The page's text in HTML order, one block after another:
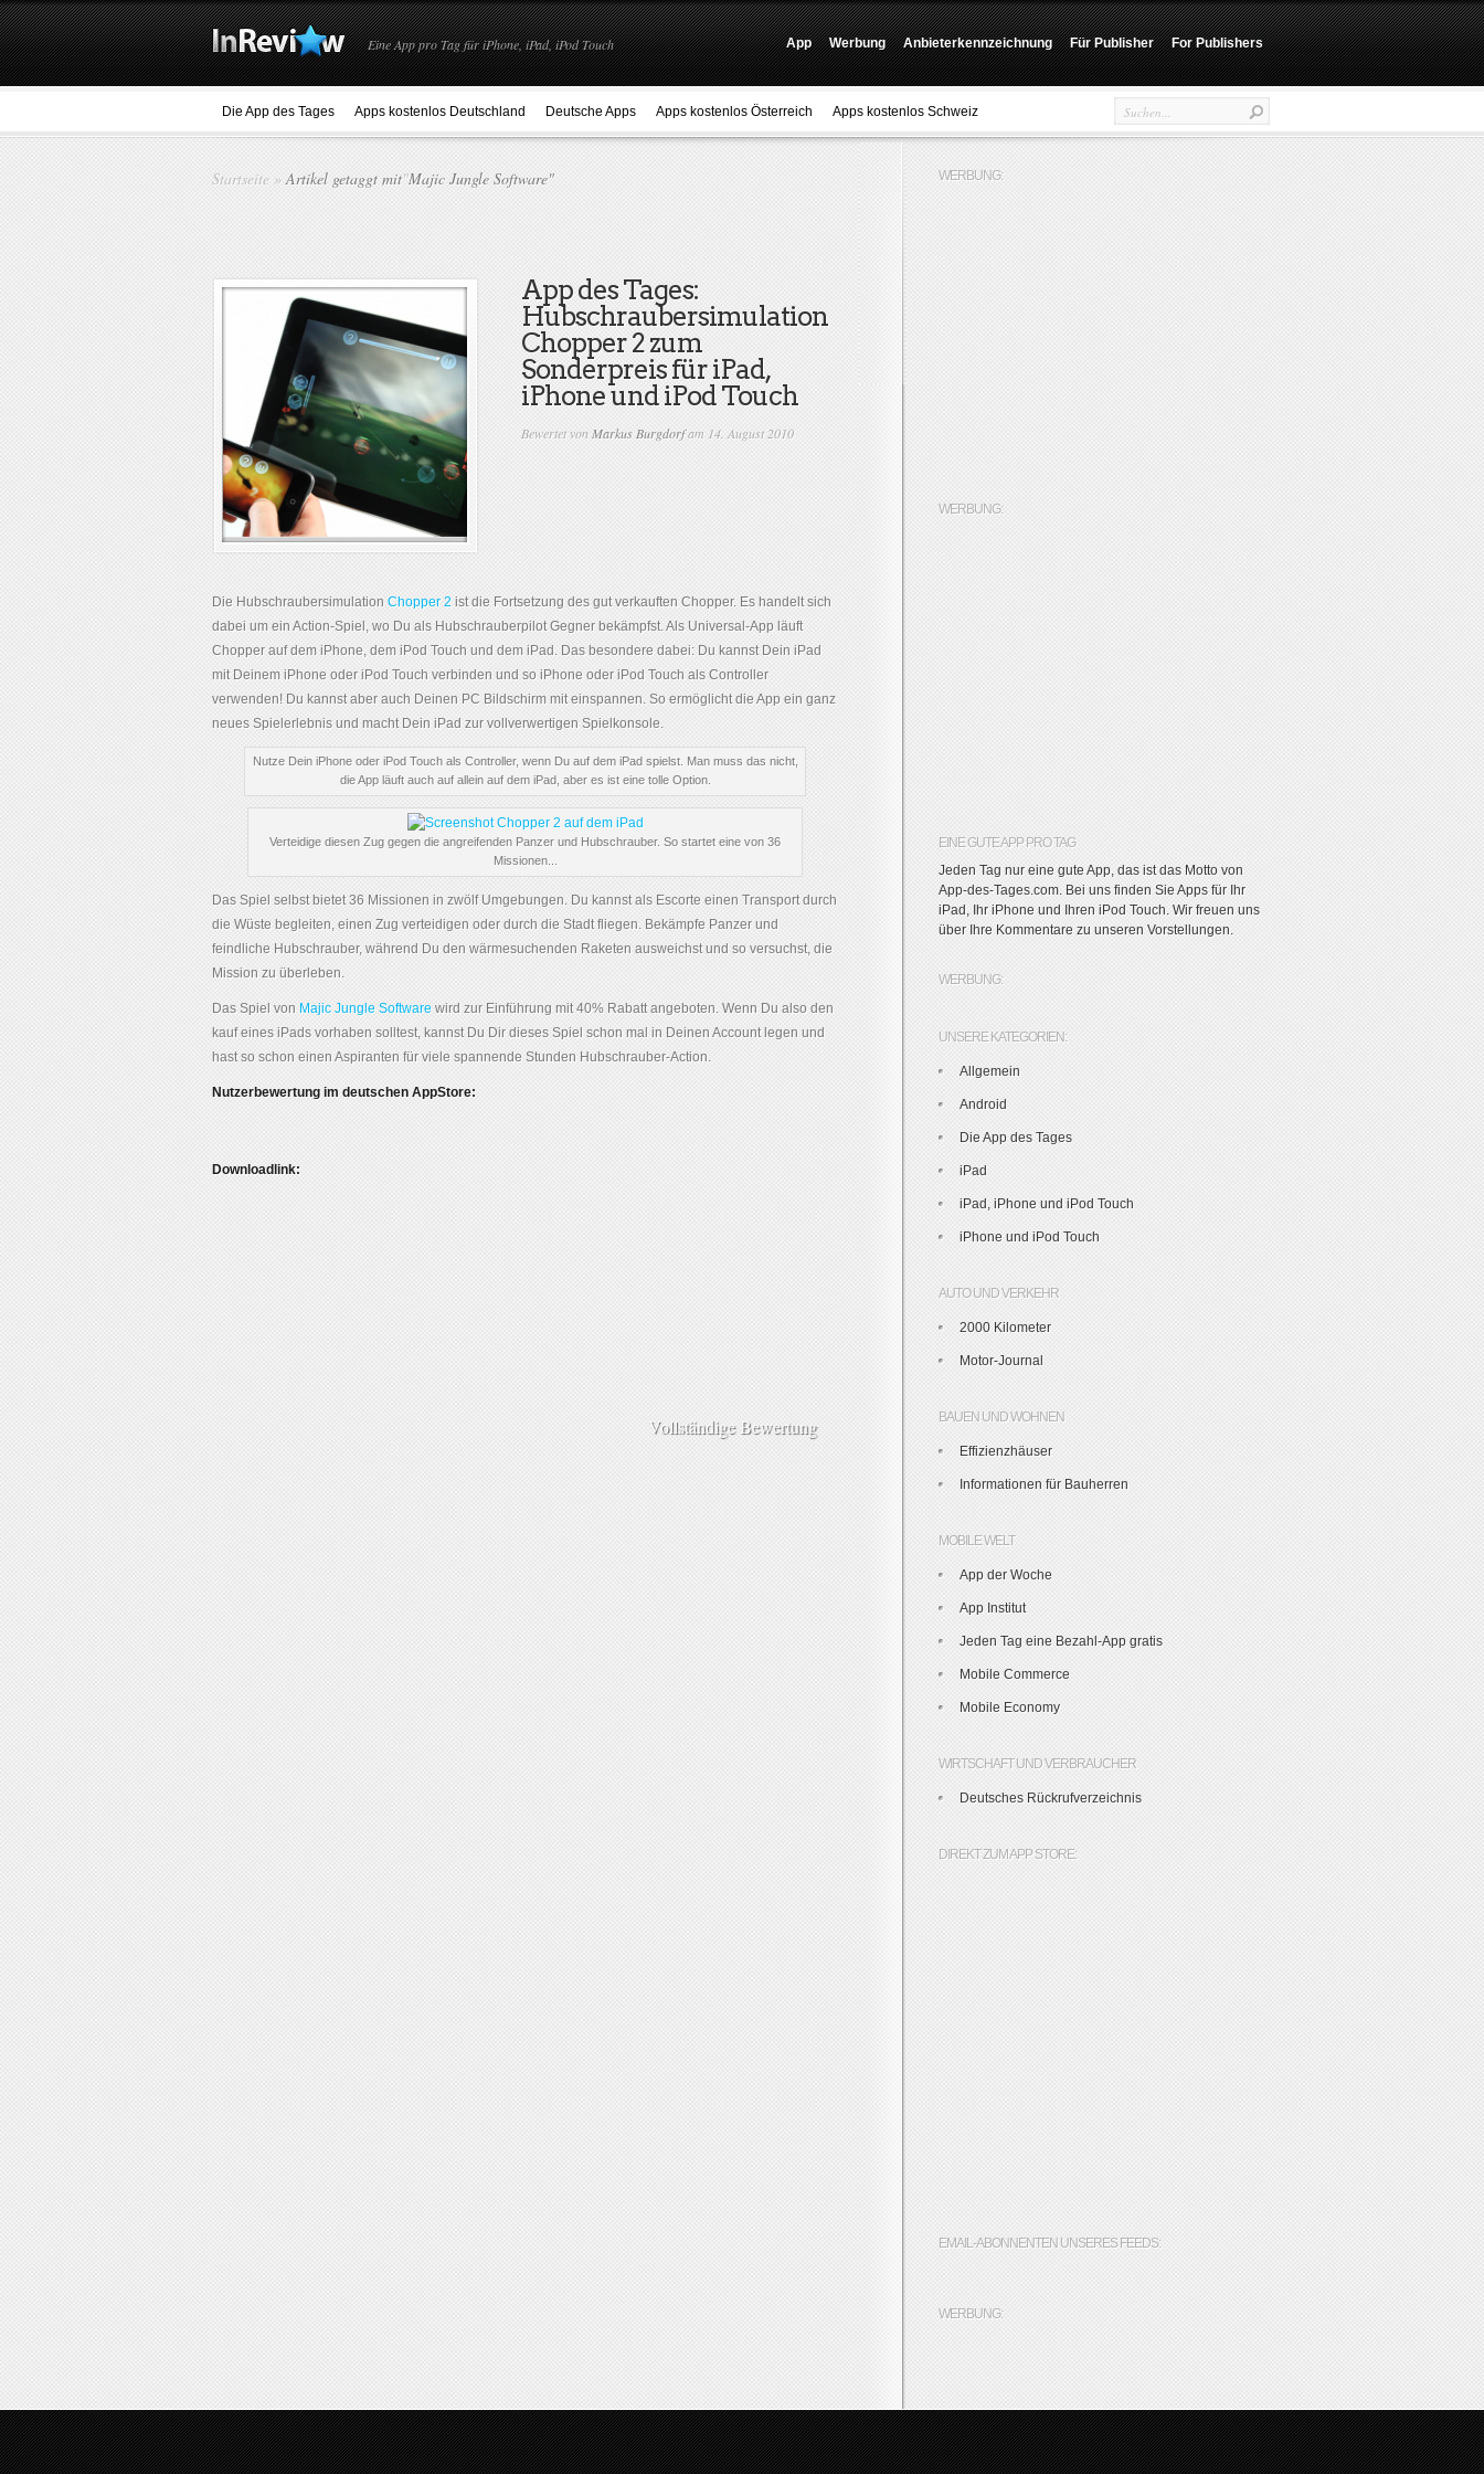
Eine App pro Tag für iPhone, iPad, iPod Touch App Werbung Anbieterkennzeichnung Für Publisher For Publishers
Die App des Tages Apps kostenlos Deutschland Deutsche Apps Apps kostenlos Österreich Apps kostenlos Schweiz
Startseite »Artikel getaggt mit"Majic Jungle Software"
App des Tages:
Hubschraubersimulation
Chopper 2 zum
Sonderpreis für iPad,
iPhone und iPod Touch
Bewertet von Markus Burgdorfam 14. August 2010
Die Hubschraubersimulation Chopper 2 ist die Fortsetzung des gut verkauften Chopper. Es handelt sich
dabei um ein Action-Spiel, wo Du als Hubschrauberpilot Gegner bekämpfst. Als Universal-App läuft
Chopper auf dem iPhone, dem iPod Touch und dem iPad. Das besondere dabei: Du kannst Dein iPad
mit Deinem iPhone oder iPod Touch verbinden und so iPhone oder iPod Touch als Controller
verwenden! Du kannst aber auch Deinen PC Bildschirm mit einspannen. So ermöglicht die App ein ganz
neues Spielerlebnis und macht Dein iPad zur vollverwertigen Spielkonsole.
Nutze Dein iPhone oder iPod Touch als Controller, wenn Du auf dem iPad spielst. Man muss das nicht,
die App läuft auch auf allein auf dem iPad, aber es ist eine tolle Option.
Verteidige diesen Zug gegen die angreifenden Panzer und Hubschrauber. So startet eine von 36
Missionen...
Das Spiel selbst bietet 36 Missionen in zwölf Umgebungen. Du kannst als Escorte einen Transport durch
die Wüste begleiten, einen Zug verteidigen oder durch die Stadt fliegen. Bekämpfe Panzer und
feindliche Hubschrauber, während Du den wärmesuchenden Raketen ausweichst und so versuchst, die
Mission zu überleben.
Das Spiel von Majic Jungle Software wird zur Einführung mit 40% Rabatt angeboten. Wenn Du also den
kauf eines iPads vorhaben solltest, kannst Du Dir dieses Spiel schon mal in Deinen Account legen und
hast so schon einen Aspiranten für viele spannende Stunden Hubschrauber-Action.
Nutzerbewertung im deutschen AppStore:
Downloadlink:
Vollständige Bewertung
WERBUNG:
WERBUNG:
EINE GUTE APP PRO TAG
Jeden Tag nur eine gute App, das ist das Motto von
App-des-Tages.com. Bei uns finden Sie Apps für Ihr
iPad, Ihr iPhone und Ihren iPod Touch. Wir freuen uns
über Ihre Kommentare zu unseren Vorstellungen.
WERBUNG:
UNSERE KATEGORIEN:
Allgemein
Android
Die App des Tages
iPad
iPad, iPhone und iPod Touch
iPhone und iPod Touch
AUTO UND VERKEHR
2000 Kilometer
Motor-Journal
BAUEN UND WOHNEN
Effizienzhäuser
Informationen für Bauherren
MOBILE WELT
App der Woche
App Institut
Jeden Tag eine Bezahl-App gratis
Mobile Commerce
Mobile Economy
WIRTSCHAFT UND VERBRAUCHER
Deutsches Rückrufverzeichnis
DIREKT ZUM APP STORE:
EMAIL-ABONNENTEN UNSERES FEEDS:
WERBUNG: